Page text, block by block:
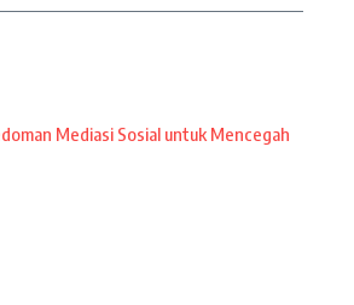
Mediasi Sosial untuk Mencegah